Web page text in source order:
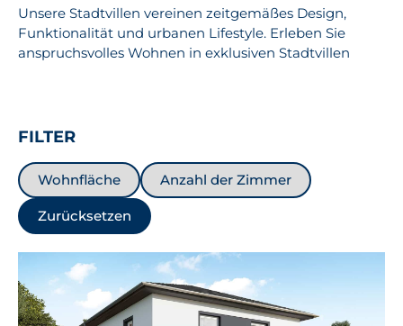
Unsere Stadtvillen vereinen zeitgemäßes Design,
Funktionalität und urbanen Lifestyle. Erleben Sie
anspruchsvolles Wohnen in exklusiven Stadtvillen
FILTER
Zurücksetzen